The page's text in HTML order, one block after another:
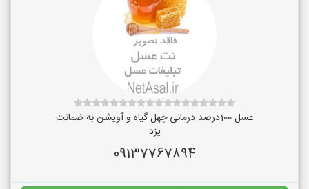
عسل 100درصد درمانی چهل گیاه و آویشن به ضمانت
یزد
09137767894